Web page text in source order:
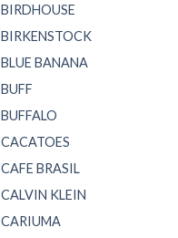
BIRDHOUSE
BIRKENSTOCK
BLUE BANANA
BUFF
BUFFALO
CACATOES
CAFE BRASIL
CALVIN KLEIN
CARIUMA